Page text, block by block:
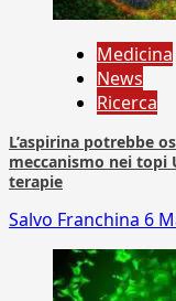
Medicina
News
Ricerca
L’aspirina potrebbe
meccanismo nei topi
terapie
Salvo Franchina 6